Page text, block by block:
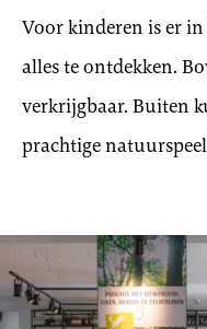
Voor kinderen is er
alles te ontdekken.
verkrijgbaar. Buiten
prachtige